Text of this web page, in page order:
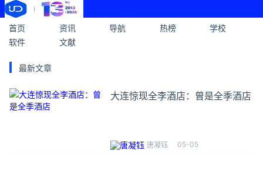
首页 资讯 导航 热榜
学校
软件
文献
最新文章
大连惊现全李酒店：曾是全季酒店
唐凝钰 05-05